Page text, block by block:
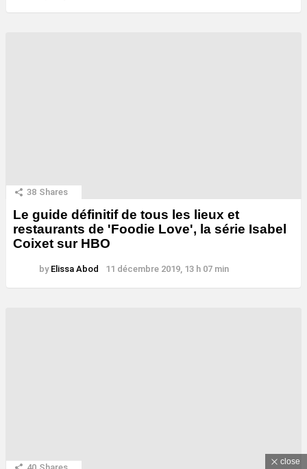
38 Shares
Le guide définitif de tous les lieux et
restaurants de 'Foodie Love', la série Isabel
Coixet sur HBO
by Elissa Abod 11 décembre 2019, 13 h 07 min
close